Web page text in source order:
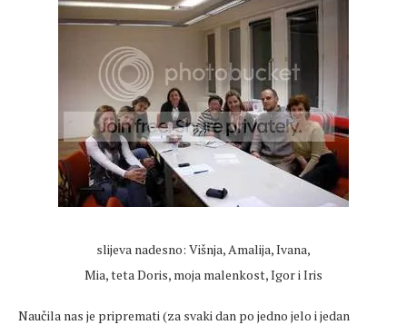
slijeva nadesno: Višnja, Amalija, Ivana,
Mia, teta Doris, moja malenkost, Igor i Iris
Naučila nas je pripremati (za svaki dan po jedno jelo i jedan